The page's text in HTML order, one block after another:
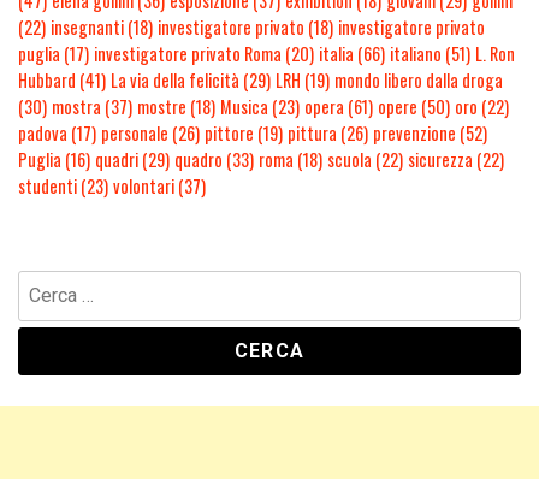
(22) insegnanti(18) investigatore privato (18) investigatore privato
puglia (17) investigatore privato Roma (20) italia (66) italiano (51) L. Ron
Hubbard (41) La via della felicità (29) LRH (19) mondo libero dalla droga
(30) mostra (37) mostre (18) Musica (23) opera (61) opere (50) oro (22)
padova (17) personale (26) pittore (19) pittura (26) prevenzione (52)
Puglia (16) quadri(29) quadro (33) roma (18) scuola (22) sicurezza (22)
studenti(23)volontari(37)